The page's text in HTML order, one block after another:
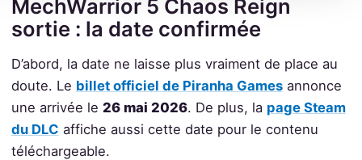
MechWarrior 5 Chaos Reign
sortie : la date confirmée
D’abord, la date ne laisse plus vraiment de place au
doute. Le billet officiel de Piranha Gamesannonce
une arrivée le 26 mai 2026. De plus, la page Steam
du DLC affiche aussi cette date pour le contenu
téléchargeable.